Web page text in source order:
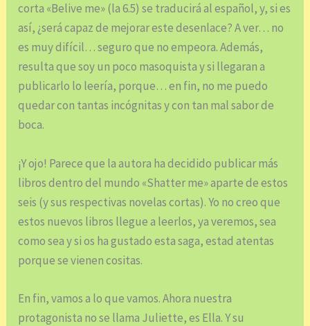
corta «Belive me» (la 6.5) se traducirá al español, y, si es
así, ¿será capaz de mejorar este desenlace? A ver… no
es muy difícil… seguro que no empeora. Además,
resulta que soy un poco masoquista y si llegaran a
publicarlo lo leería, porque… en fin, no me puedo
quedar con tantas incógnitas y con tan mal sabor de
boca.
¡Y ojo! Parece que la autora ha decidido publicar más
libros dentro del mundo «Shatter me» aparte de estos
seis (y sus respectivas novelas cortas). Yo no creo que
estos nuevos libros llegue a leerlos, ya veremos, sea
como sea y si os ha gustado esta saga, estad atentas
porque se vienen cositas.
En fin, vamos a lo que vamos. Ahora nuestra
protagonista no se llama Juliette, es Ella. Y su